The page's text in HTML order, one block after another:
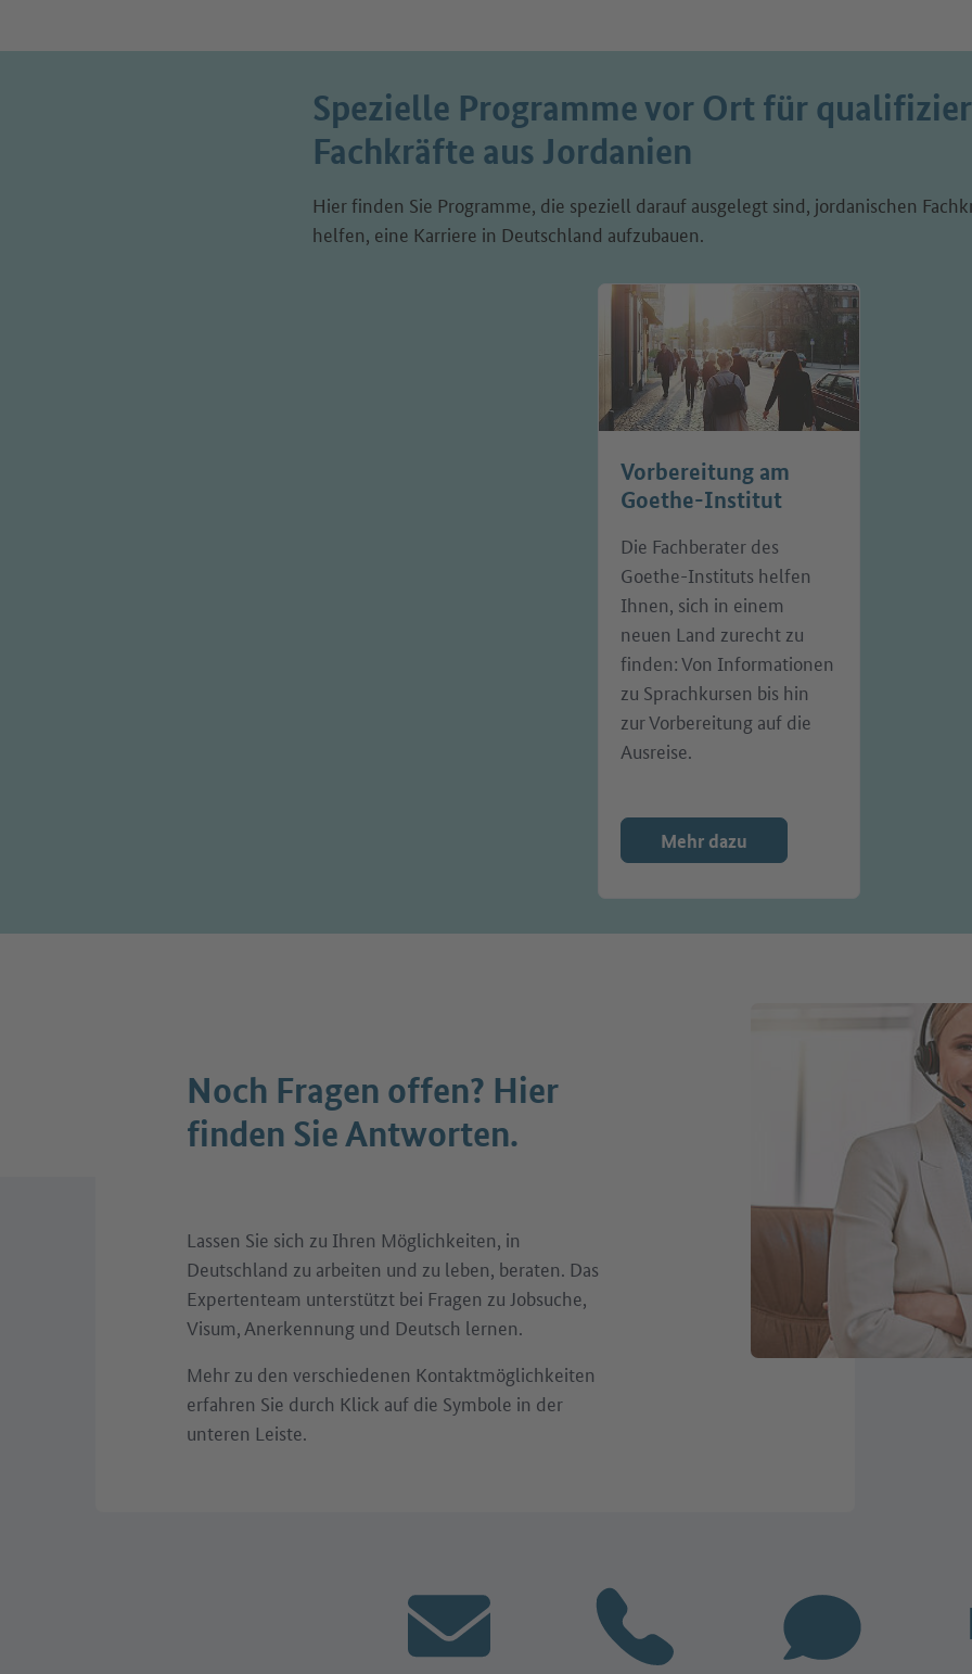
Spezielle Programme vor Ort für
Fachkräfte aus Jordanien
Hier finden Sie Programme, die speziell darauf ausgelegt sind, jordanischen
helfen, eine Karriere in Deutschland aufzubauen.
Vorbereitung am
Goethe-Institut
Die Fachberater des
Goethe-Instituts helfen
Ihnen, sich in einem
neuen Land zurecht zu
finden: Von Informationen
zu Sprachkursen bis hin
zur Vorbereitung auf die
Ausreise.
Mehr dazu
Noch Fragen offen? Hier
finden Sie Antworten.
Lassen Sie sich zu Ihren Möglichkeiten, in
Deutschland zu arbeiten und zu leben, beraten. Das
Expertenteam unterstützt bei Fragen zu Jobsuche,
Visum, Anerkennung und Deutsch lernen.
Mehr zu den verschiedenen Kontaktmöglichkeiten
erfahren Sie durch Klick auf die Symbole in der
unteren Leiste.